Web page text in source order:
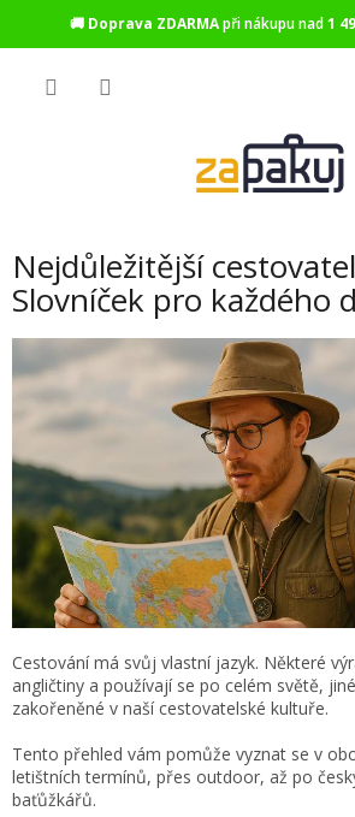
🚚 Doprava ZDARMApři nákupu nad1
Nejdůležitější
Slovníček pro každého
Cestování má svůj vlastní jazyk. Některé
angličtiny a používají se po celém světě,
zakořeněné v naší cestovatelské kultuře.
Tento přehled vám pomůže vyznat se v
letištních termínů, přes outdoor, až po
baťůžkářů.